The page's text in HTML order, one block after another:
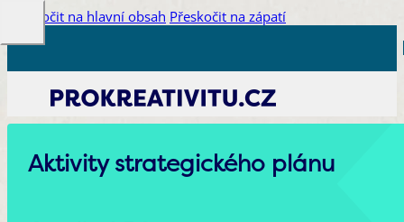
Přeskočit na hlavní obsah Přeskočit na zápatí
Aktivity strategického plánu